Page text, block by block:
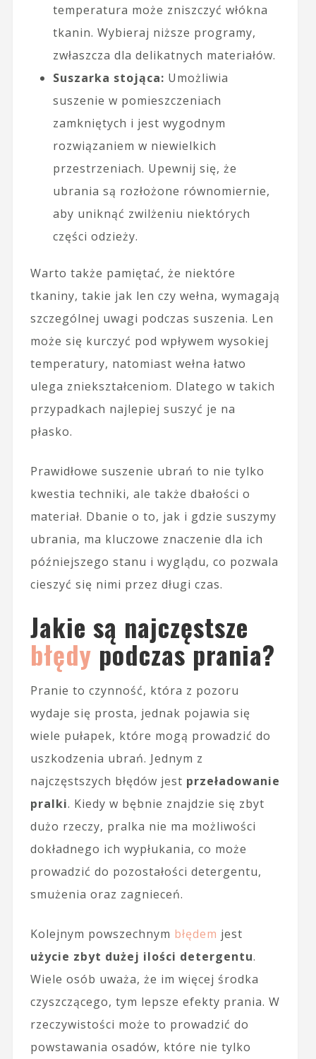
temperatura może zniszczyć włókna
tkanin. Wybieraj niższe programy,
zwłaszcza dla delikatnych materiałów.
Suszarka stojąca: Umożliwia
suszenie w pomieszczeniach
zamkniętych i jest wygodnym
rozwiązaniem w niewielkich
przestrzeniach. Upewnij się, że
ubrania są rozłożone równomiernie,
aby uniknąć zwilżeniu niektórych
części odzieży.
Warto także pamiętać, że niektóre
tkaniny, takie jak len czy wełna, wymagają
szczególnej uwagi podczas suszenia. Len
może się kurczyć pod wpływem wysokiej
temperatury, natomiast wełna łatwo
ulega zniekształceniom. Dlatego w takich
przypadkach najlepiej suszyć je na
płasko.
Prawidłowe suszenie ubrań to nie tylko
kwestia techniki, ale także dbałości o
materiał. Dbanie o to, jak i gdzie suszymy
ubrania, ma kluczowe znaczenie dla ich
późniejszego stanu i wyglądu, co pozwala
cieszyć się nimi przez długi czas.
Jakie są najczęstsze
błędy podczas prania?
Pranie to czynność, która z pozoru
wydaje się prosta, jednak pojawia się
wiele pułapek, które mogą prowadzić do
uszkodzenia ubrań. Jednym z
najczęstszych błędów jest przeładowanie
pralki. Kiedy w bębnie znajdzie się zbyt
dużo rzeczy, pralka nie ma możliwości
dokładnego ich wypłukania, co może
prowadzić do pozostałości detergentu,
smużenia oraz zagnieceń.
Kolejnym powszechnym błędem jest
użycie zbyt dużej ilości detergentu.
Wiele osób uważa, że im więcej środka
czyszczącego, tym lepsze efekty prania. W
rzeczywistości może to prowadzić do
powstawania osadów, które nie tylko